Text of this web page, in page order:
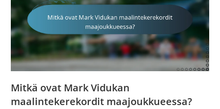
Mitkä ovat Mark Vidukan
maalintekerekordit maajoukkueessa?